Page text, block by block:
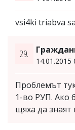
vsi4ki triabva
29.
14.01.2015
Проблемът
1-во РУП. Ако
щяха да знаят